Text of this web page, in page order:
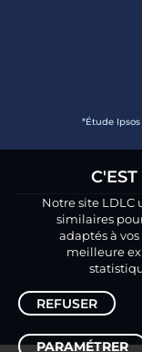
*Étude
Notre site LDLC
similaires
adaptés à
meilleure
REFUSER
PARAMÉTRER